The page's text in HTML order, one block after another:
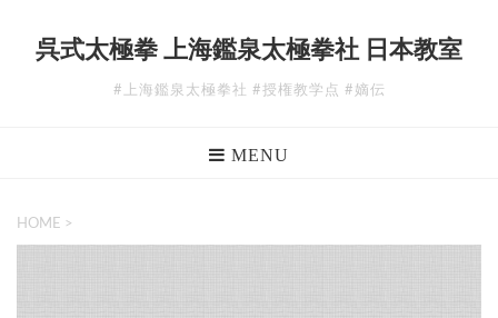
呉式太極拳 上海鑑泉太極拳社 日本教室
#上海鑑泉太極拳社 #授権教学点 #嫡伝
MENU
HOME >